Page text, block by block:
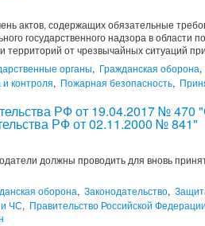
актов, содержащих обязательные
государственного надзора в области
от чрезвычайных ситуаций
органы, Гражданская оборона,
контроля, Пожарная безопасность,
РФ от 19.04.2017 № 470
РФ от 02.11.2000 № 841"
должны проводить для вновь
оборона, Законодательство,
ЧС, Правительство Российской